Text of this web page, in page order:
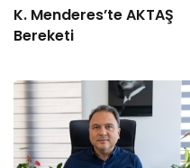
K. Menderes’te AKTAŞ
Bereketi